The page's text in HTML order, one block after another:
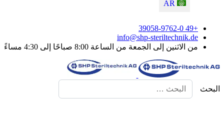
+49 39058-9762-0
info@shp-steriltechnik.de
من الاثنين إلى الجمعة من الساعة 8:00 صباحًا إلى 4:30 مساءً
البحث